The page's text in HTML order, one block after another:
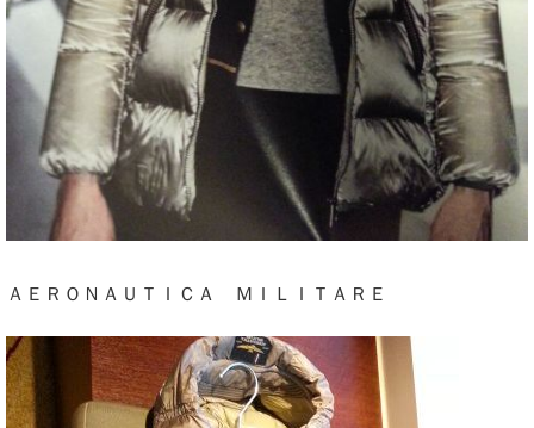
ＡＥＲＯＮＡＵＴＩＣＡ ＭＩＬＩＴＡＲＥ